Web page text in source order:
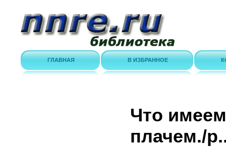
ГЛАВНАЯ В ИЗБРАННОЕ
Что
плачем./